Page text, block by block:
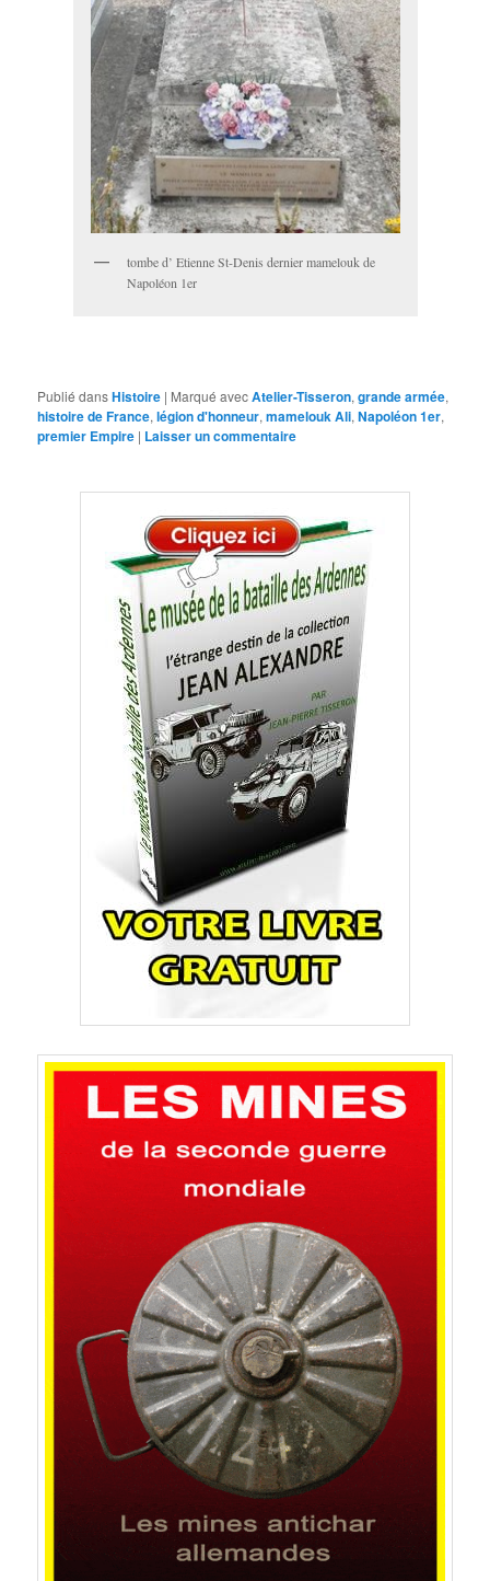
tombe d’ Etienne St-Denis dernier mamelouk de
Napoléon 1er
Publié dansHistoire | Marqué avecAtelier-Tisseron,grande armée,
histoire de France,légion d'honneur,mamelouk Ali,Napoléon 1er,
premier Empire | Laisser un commentaire